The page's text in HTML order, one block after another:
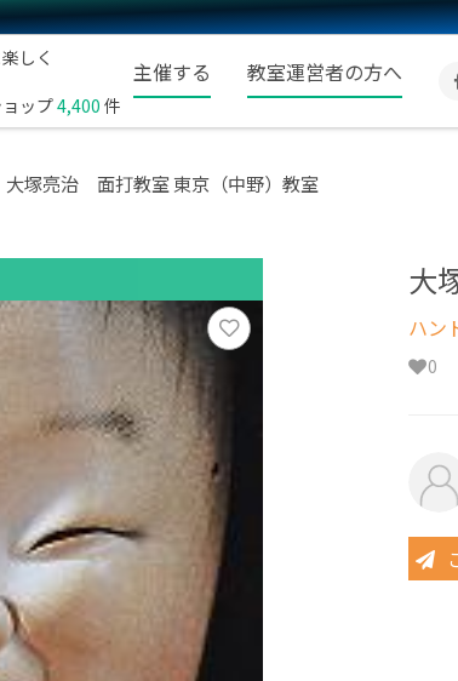
しく
ップ4,400 件
主催する 教室運営者の方へ
大塚亮治 面打教室 東京（中野）教室
大
ハン
0